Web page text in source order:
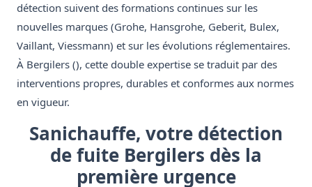
détection suivent des formations continues sur les
nouvelles marques (Grohe, Hansgrohe, Geberit, Bulex,
Vaillant, Viessmann) et sur les évolutions réglementaires.
À Bergilers (), cette double expertise se traduit par des
interventions propres, durables et conformes aux normes
en vigueur.
Sanichauffe, votre détection
de fuite Bergilers dès la
première urgence